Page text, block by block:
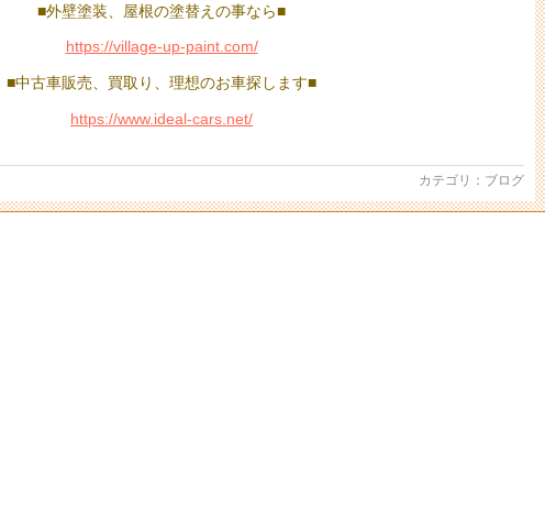
■外壁塗装、屋根の塗替えの事なら■
https://village-up-paint.com/
■中古車販売、買取り、理想のお車探します■
https://www.ideal-cars.net/
カテゴリ： ブログ